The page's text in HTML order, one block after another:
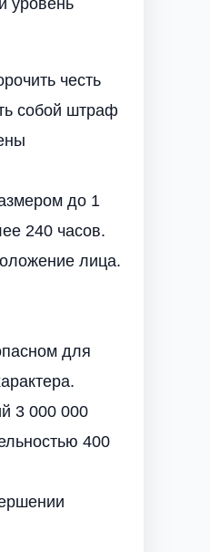
уровень
честь
собой штраф
до 1
240 часов.
лица.
для
3 000 000
400